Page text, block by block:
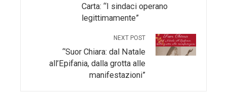
Carta: “I sindaci operano
legittimamente”
NEXT POST
“Suor Chiara: dal Natale
all’Epifania, dalla grotta alle
manifestazioni”